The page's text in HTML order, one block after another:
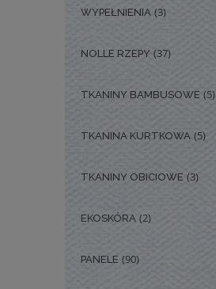
WYPEŁNIENIA (3)
NOLLE RZEPY (37)
TKANINY BAMBUSOWE (5)
TKANINA KURTKOWA (5)
TKANINY OBICIOWE (3)
EKOSKÓRA (2)
PANELE (90)